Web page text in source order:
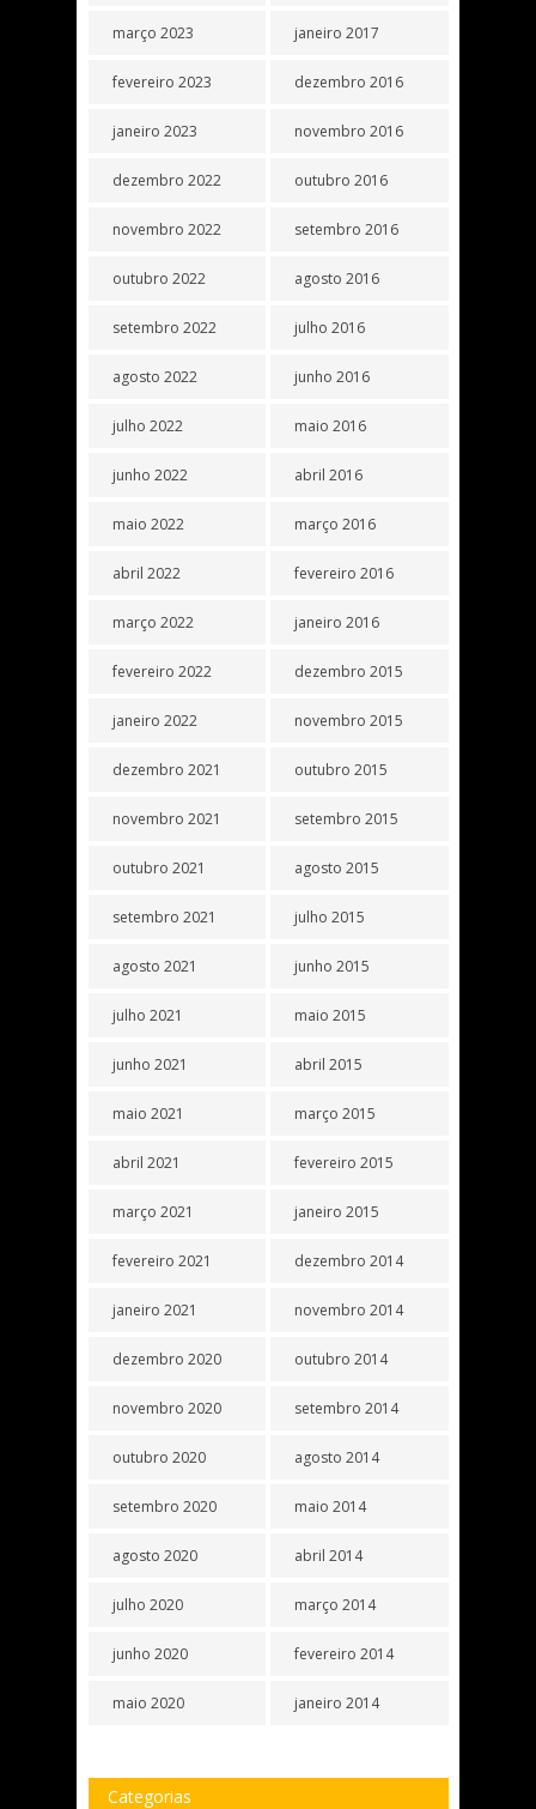
março 2023
fevereiro 2023
janeiro 2023
dezembro 2022
novembro 2022
outubro 2022
setembro 2022
agosto 2022
julho 2022
junho 2022
maio 2022
abril 2022
março 2022
fevereiro 2022
janeiro 2022
dezembro 2021
novembro 2021
outubro 2021
setembro 2021
agosto 2021
julho 2021
junho 2021
maio 2021
abril 2021
março 2021
fevereiro 2021
janeiro 2021
dezembro 2020
novembro 2020
outubro 2020
setembro 2020
agosto 2020
julho 2020
junho 2020
maio 2020
janeiro 2017
dezembro 2016
novembro 2016
outubro 2016
setembro 2016
agosto 2016
julho 2016
junho 2016
maio 2016
abril 2016
março 2016
fevereiro 2016
janeiro 2016
dezembro 2015
novembro 2015
outubro 2015
setembro 2015
agosto 2015
julho 2015
junho 2015
maio 2015
abril 2015
março 2015
fevereiro 2015
janeiro 2015
dezembro 2014
novembro 2014
outubro 2014
setembro 2014
agosto 2014
maio 2014
abril 2014
março 2014
fevereiro 2014
janeiro 2014
Categorias